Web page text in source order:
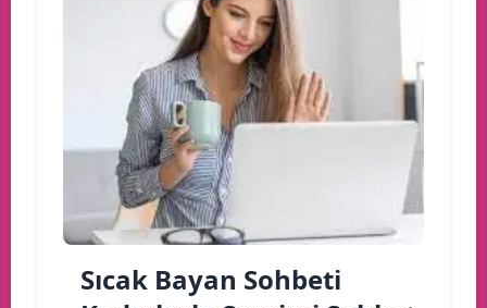
Sıcak Bayan Sohbeti